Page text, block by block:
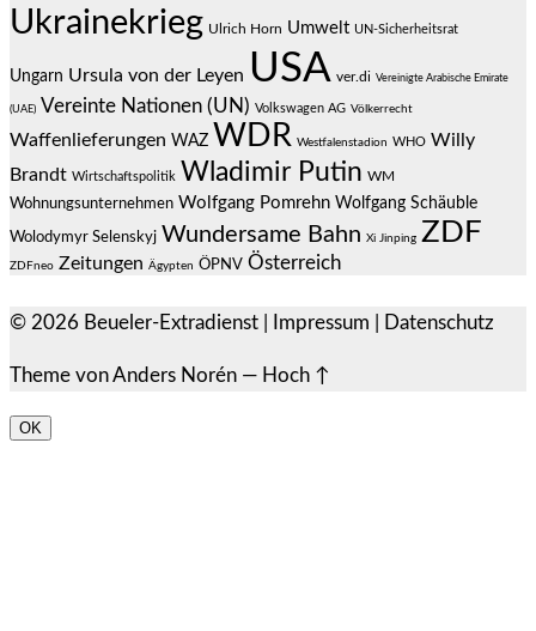
Ukrainekrieg Ulrich Horn Umwelt UN-Sicherheitsrat
Ungarn Ursula von der Leyen USA ver.di Vereinigte Arabische Emirate
(UAE) Vereinte Nationen (UN) Volkswagen AG Völkerrecht
Waffenlieferungen WAZ WDR Westfalenstadion WHO Willy
Brandt Wirtschaftspolitik Wladimir Putin WM
Wohnungsunternehmen Wolfgang Pomrehn Wolfgang Schäuble
Wolodymyr Selenskyj Wundersame Bahn Xi Jinping ZDF
ZDFneo Zeitungen Ägypten ÖPNV Österreich
© 2026 Beueler-Extradienst Impressum Datenschutz
Theme vonAnders Norén — Hoch ↑
OK